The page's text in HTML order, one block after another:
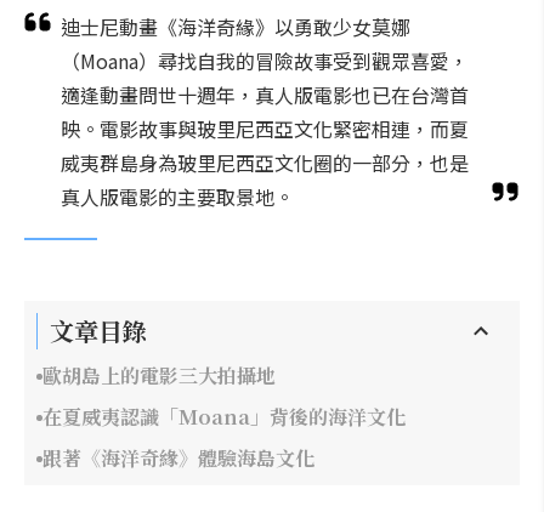
迪士尼動畫《海洋奇緣》以勇敢少女莫娜
（Moana）尋找自我的冒險故事受到觀眾喜愛，
適逢動畫問世十週年，真人版電影也已在台灣首
映。電影故事與玻里尼西亞文化緊密相連，而夏
威夷群島身為玻里尼西亞文化圈的一部分，也是
真人版電影的主要取景地。
文章目錄
歐胡島上的電影三大拍攝地
在夏威夷認識「Moana」背後的海洋文化
跟著《海洋奇緣》體驗海島文化